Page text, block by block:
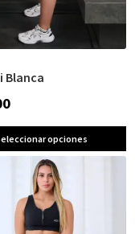
Blanca
opciones